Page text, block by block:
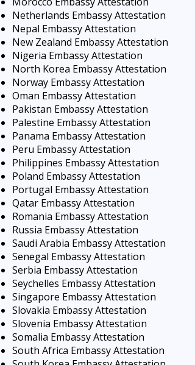
Netherlands Embassy Attestation
Nepal Embassy Attestation
New Zealand Embassy Attestation
Nigeria Embassy Attestation
North Korea Embassy Attestation
Norway Embassy Attestation
Oman Embassy Attestation
Pakistan Embassy Attestation
Palestine Embassy Attestation
Panama Embassy Attestation
Peru Embassy Attestation
Philippines Embassy Attestation
Poland Embassy Attestation
Portugal Embassy Attestation
Qatar Embassy Attestation
Romania Embassy Attestation
Russia Embassy Attestation
Saudi Arabia Embassy Attestation
Senegal Embassy Attestation
Serbia Embassy Attestation
Seychelles Embassy Attestation
Singapore Embassy Attestation
Slovakia Embassy Attestation
Slovenia Embassy Attestation
Somalia Embassy Attestation
South Africa Embassy Attestation